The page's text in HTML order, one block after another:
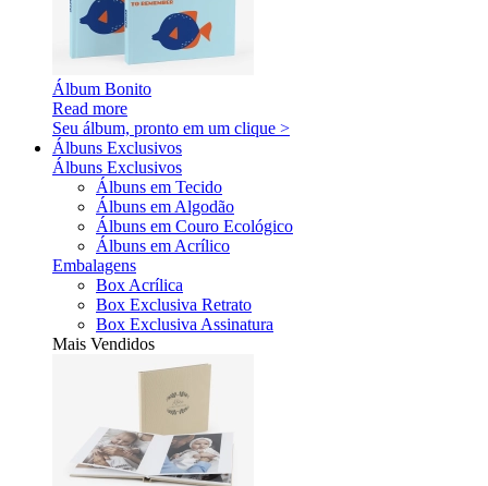
Álbum Bonito
Read more
Seu álbum, pronto em um clique >
Álbuns Exclusivos
Álbuns Exclusivos
Álbuns em Tecido
Álbuns em Algodão
Álbuns em Couro Ecológico
Álbuns em Acrílico
Embalagens
Box Acrílica
Box Exclusiva Retrato
Box Exclusiva Assinatura
Mais Vendidos